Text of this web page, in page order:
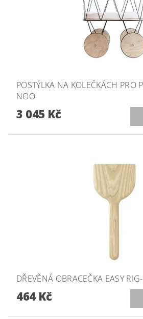
POSTÝLKA NA KOLEČKÁCH PRO
NOO
3 045 Kč
DŘEVĚNÁ OBRACEČKA EASY
464 Kč